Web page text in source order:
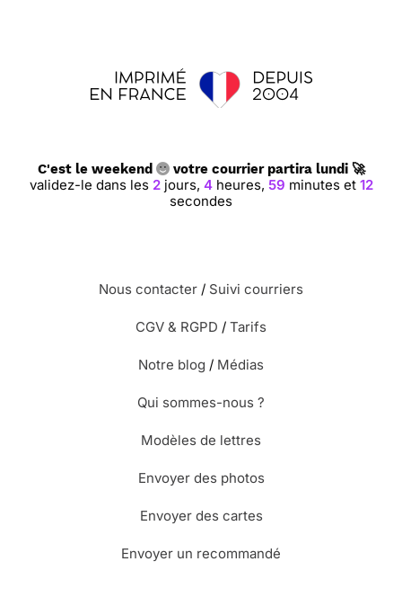
C'est le weekend votre courrier partira lundi 🚀
validez-le dans les 2 jours,4 heures,59 minutes et11
secondes
Nous contacter / Suivi courriers
CGV & RGPD / Tarifs
Notre blog / Médias
Qui sommes-nous ?
Modèles de lettres
Envoyer des photos
Envoyer des cartes
Envoyer un recommandé